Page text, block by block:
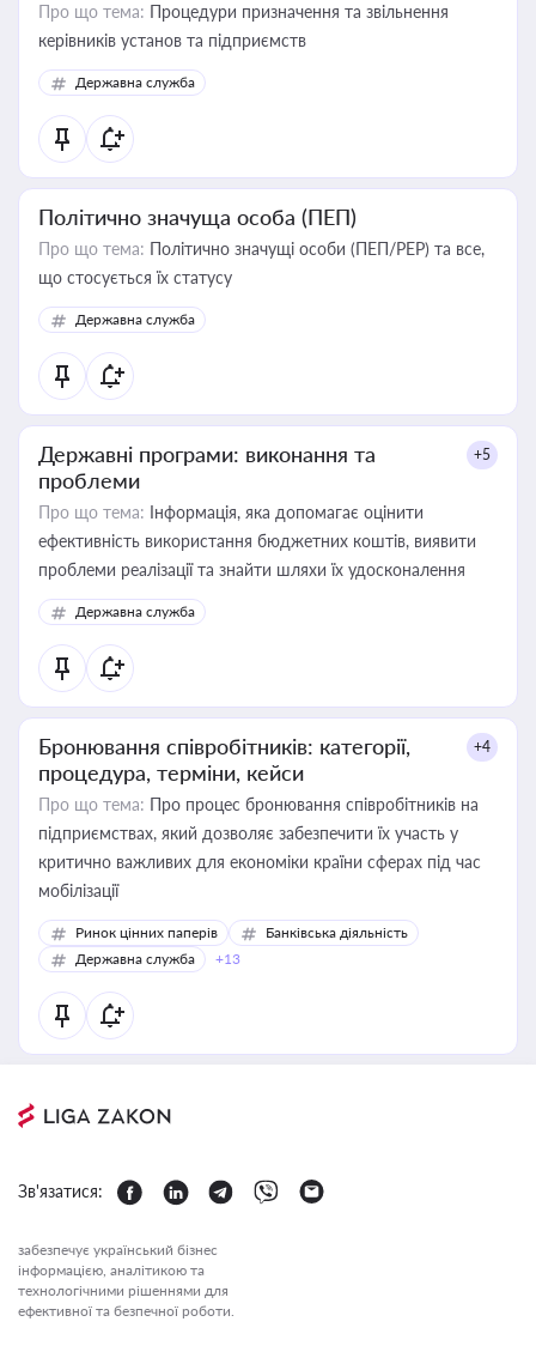
Про що тема: Процедури призначення та звільнення
керівників установ та підприємств
Державна служба
Політично значуща особа (ПЕП)
Про що тема: Політично значущі особи (ПЕП/PEP) та все,
що стосується їх статусу
Державна служба
Державні програми: виконання та
проблеми
+5
Про що тема: Інформація, яка допомагає оцінити
ефективність використання бюджетних коштів, виявити
проблеми реалізації та знайти шляхи їх удосконалення
Державна служба
Бронювання співробітників: категорії,
процедура, терміни, кейси
+4
Про що тема: Про процес бронювання співробітників на
підприємствах, який дозволяє забезпечити їх участь у
критично важливих для економіки країни сферах під час
мобілізації
Ринок цінних паперів
Банківська діяльність
Державна служба
+13
Зв'язатися:
забезпечує український бізнес
інформацією, аналітикою та
технологічними рішеннями для
ефективної та безпечної роботи.